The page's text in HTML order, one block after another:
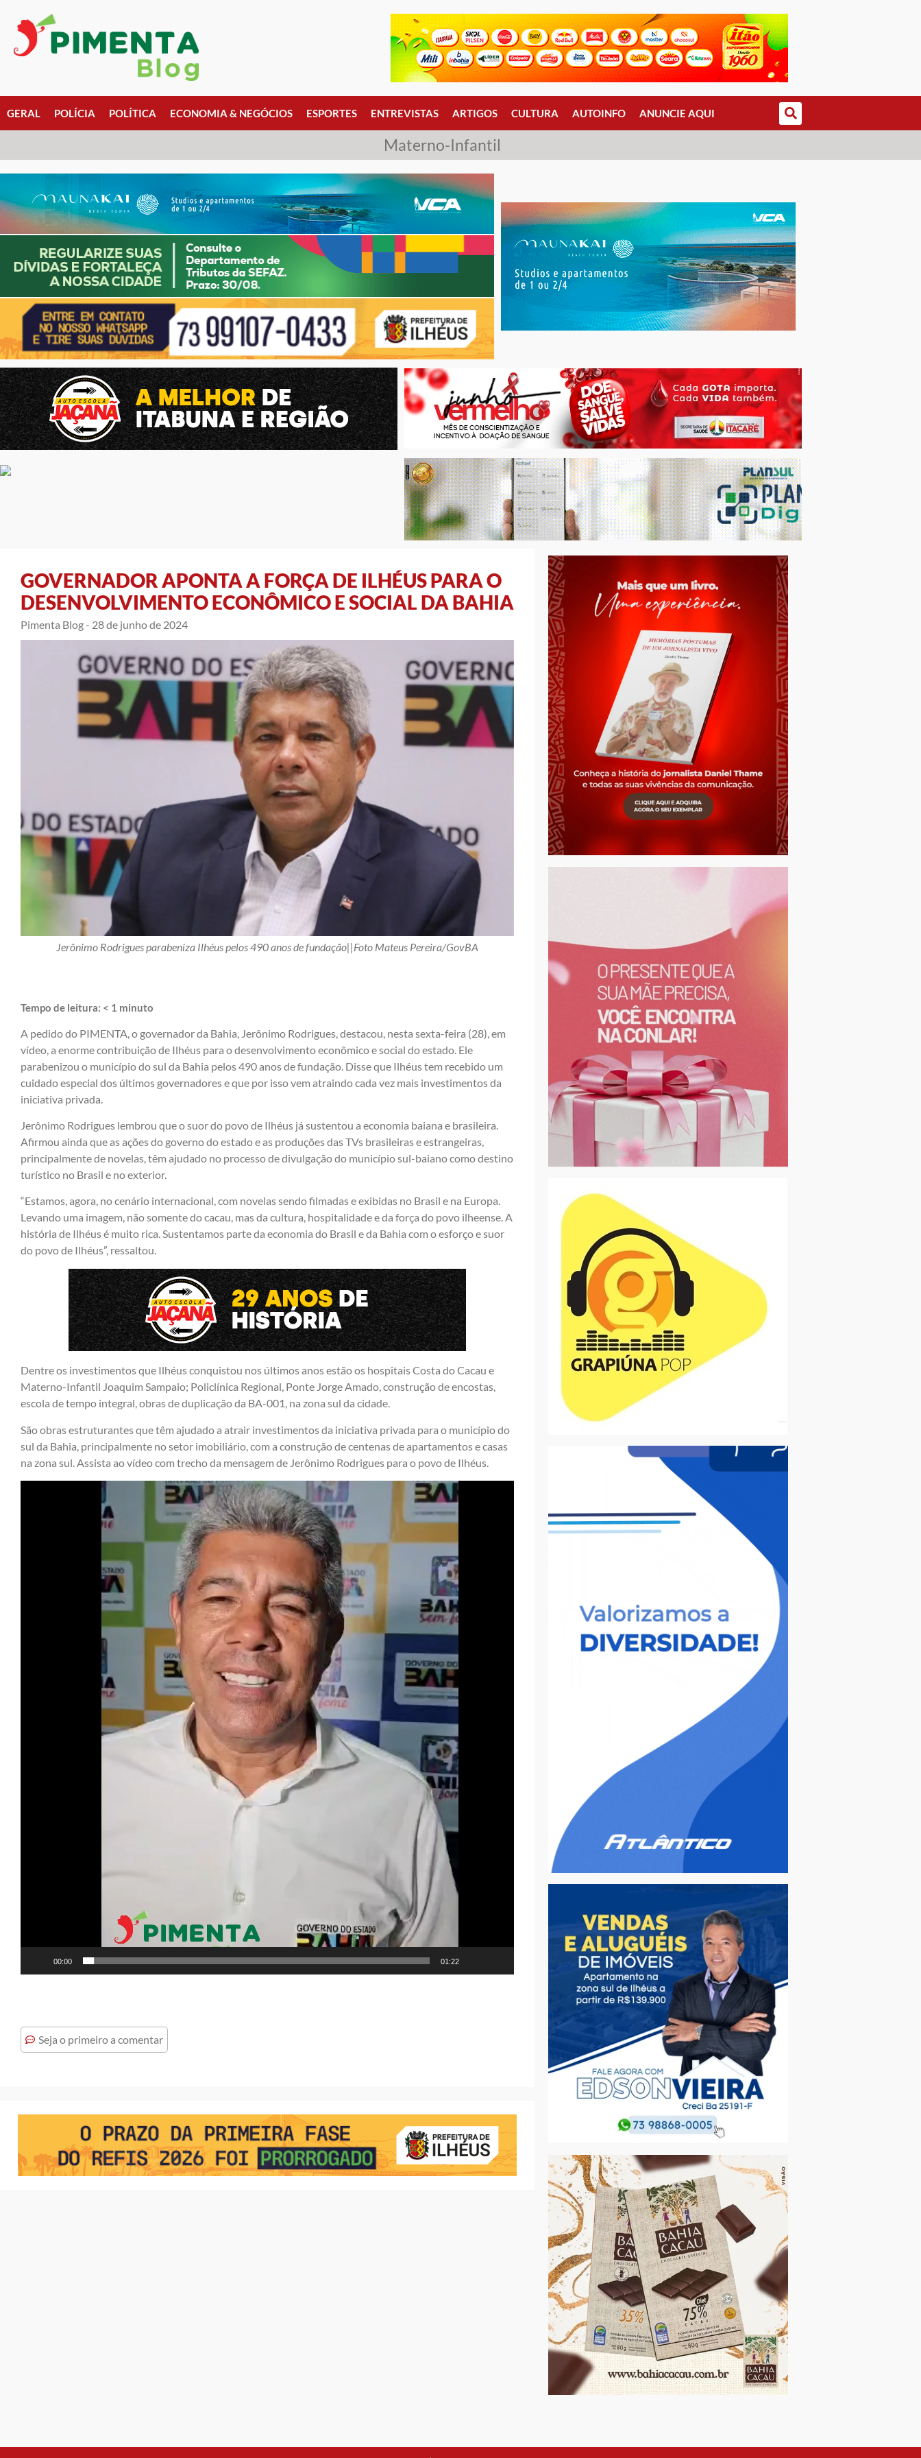
GERAL POLÍCIA POLÍTICA ECONOMIA & NEGÓCIOS ESPORTES ENTREVISTAS ARTIGOS CULTURA AUTOINFO ANUNCIE AQUI
Materno-Infantil
GOVERNADOR APONTA A FORÇA DE ILHÉUS PARA O
DESENVOLVIMENTO ECONÔMICO E SOCIAL DA BAHIA
Pimenta Blog - 28 de junho de 2024
Jerônimo Rodrigues parabeniza Ilhéus pelos 490 anos de fundação||Foto Mateus Pereira/GovBA
Tempo de leitura: < 1 minuto
A pedido do PIMENTA, o governador da Bahia, Jerônimo Rodrigues, destacou, nesta sexta-feira (28), em
vídeo, a enorme contribuição de Ilhéus para o desenvolvimento econômico e social do estado. Ele
parabenizou o município do sul da Bahia pelos 490 anos de fundação. Disse que Ilhéus tem recebido um
cuidado especial dos últimos governadores e que por isso vem atraindo cada vez mais investimentos da
iniciativa privada.
Jerônimo Rodrigues lembrou que o suor do povo de Ilhéus já sustentou a economia baiana e brasileira.
Afirmou ainda que as ações do governo do estado e as produções das TVs brasileiras e estrangeiras,
principalmente de novelas, têm ajudado no processo de divulgação do município sul-baiano como destino
turístico no Brasil e no exterior.
“Estamos, agora, no cenário internacional, com novelas sendo filmadas e exibidas no Brasil e na Europa.
Levando uma imagem, não somente do cacau, mas da cultura, hospitalidade e da força do povo ilheense. A
história de Ilhéus é muito rica. Sustentamos parte da economia do Brasil e da Bahia com o esforço e suor
do povo de Ilhéus”, ressaltou.
Dentre os investimentos que Ilhéus conquistou nos últimos anos estão os hospitais Costa do Cacau e
Materno-Infantil Joaquim Sampaio; Policlínica Regional, Ponte Jorge Amado, construção de encostas,
escola de tempo integral, obras de duplicação da BA-001, na zona sul da cidade.
São obras estruturantes que têm ajudado a atrair investimentos da iniciativa privada para o município do
sul da Bahia, principalmente no setor imobiliário, com a construção de centenas de apartamentos e casas
na zona sul. Assista ao vídeo com trecho da mensagem de Jerônimo Rodrigues para o povo de Ilhéus.
00:00 01:22
Seja o primeiro a comentar